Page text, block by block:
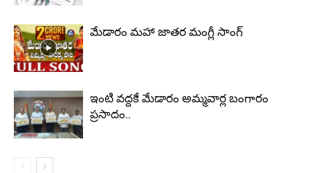
మేడారం మహా జాతర మంగ్లీ సాంగ్
ఇంటి వద్దకే మేడారం అమ్మవార్ల బంగారం
ప్రసాదం..